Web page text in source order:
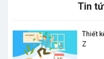
Tin
Thiết
Z